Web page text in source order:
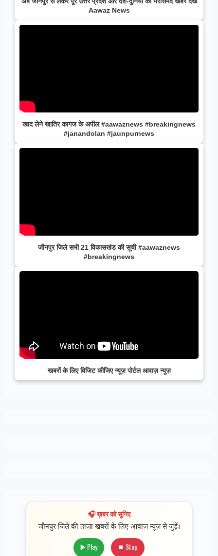
Aawaz News
खाद लेने खातिर कागज के अपील #aawaznews #breakingnews
#janandolan #jaunpurnews
जौनपुर जिले सभी 21 विकासखंड की सूची #aawaznews
#breakingnews
खबरों के लिए विजिट कीजिए न्यूज़ पोर्टल आवाज़ न्यूज़
🎧 ख़बर को सुनिए
जौनपुर जिले की ताज़ा खबरों के लिए आवाज़ न्यूज़ से जुड़ें।
▶️ Play ⏹ Stop